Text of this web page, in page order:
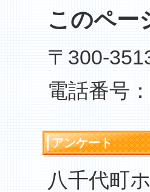
このペー
〒300-
電話番号
アンケート
八千代町